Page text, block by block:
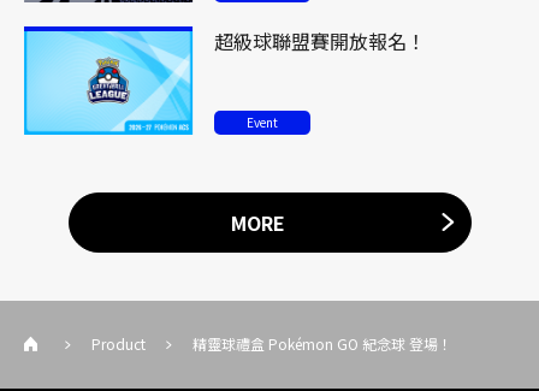
超級球聯盟賽開放報名！
Event
MORE
Product 精靈球禮盒 Pokémon GO 紀念球 登場！